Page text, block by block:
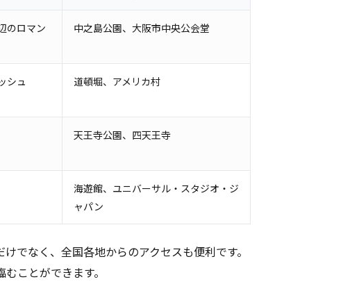
のロマン
中之島公園、大阪市中央公会堂
シュ 道頓堀、アメリカ村
天王寺公園、四天王寺
海遊館、ユニバーサル・スタジオ・ジ
ャパン
でなく、全国各地からのアクセスも便利です。
ことができます。